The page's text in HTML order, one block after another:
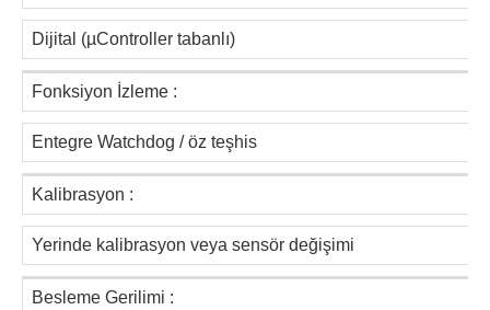
Dijital (µController tabanlı)
Fonksiyon İzleme :
Entegre Watchdog / öz teşhis
Kalibrasyon :
Yerinde kalibrasyon veya sensör değişimi
Besleme Gerilimi :